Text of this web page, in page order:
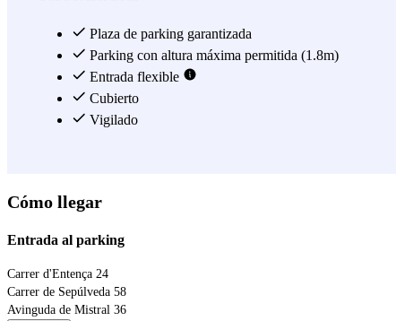
Plaza de parking garantizada
Parking con altura máxima permitida (1.8m)
Entrada flexible
Cubierto
Vigilado
Cómo llegar
Entrada al parking
Carrer d'Entença 24
Carrer de Sepúlveda 58
Avinguda de Mistral 36